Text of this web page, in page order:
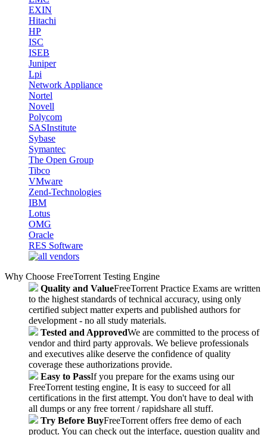
EXIN
Hitachi
HP
ISC
ISEB
Juniper
Lpi
Network Appliance
Nortel
Novell
Polycom
SASInstitute
Sybase
Symantec
The Open Group
Tibco
VMware
Zend-Technologies
IBM
Lotus
OMG
Oracle
RES Software
Why Choose FreeTorrent Testing Engine
Quality and ValueFreeTorrent Practice Exams are written
to the highest standards of technical accuracy, using only
certified subject matter experts and published authors for
development - no all study materials.
Tested and ApprovedWe are committed to the process of
vendor and third party approvals. We believe professionals
and executives alike deserve the confidence of quality
coverage these authorizations provide.
Easy to PassIf you prepare for the exams using our
FreeTorrent testing engine, It is easy to succeed for all
certifications in the first attempt. You don't have to deal with
all dumps or any free torrent / rapidshare all stuff.
Try Before BuyFreeTorrent offers free demo of each
product. You can check out the interface, question quality and